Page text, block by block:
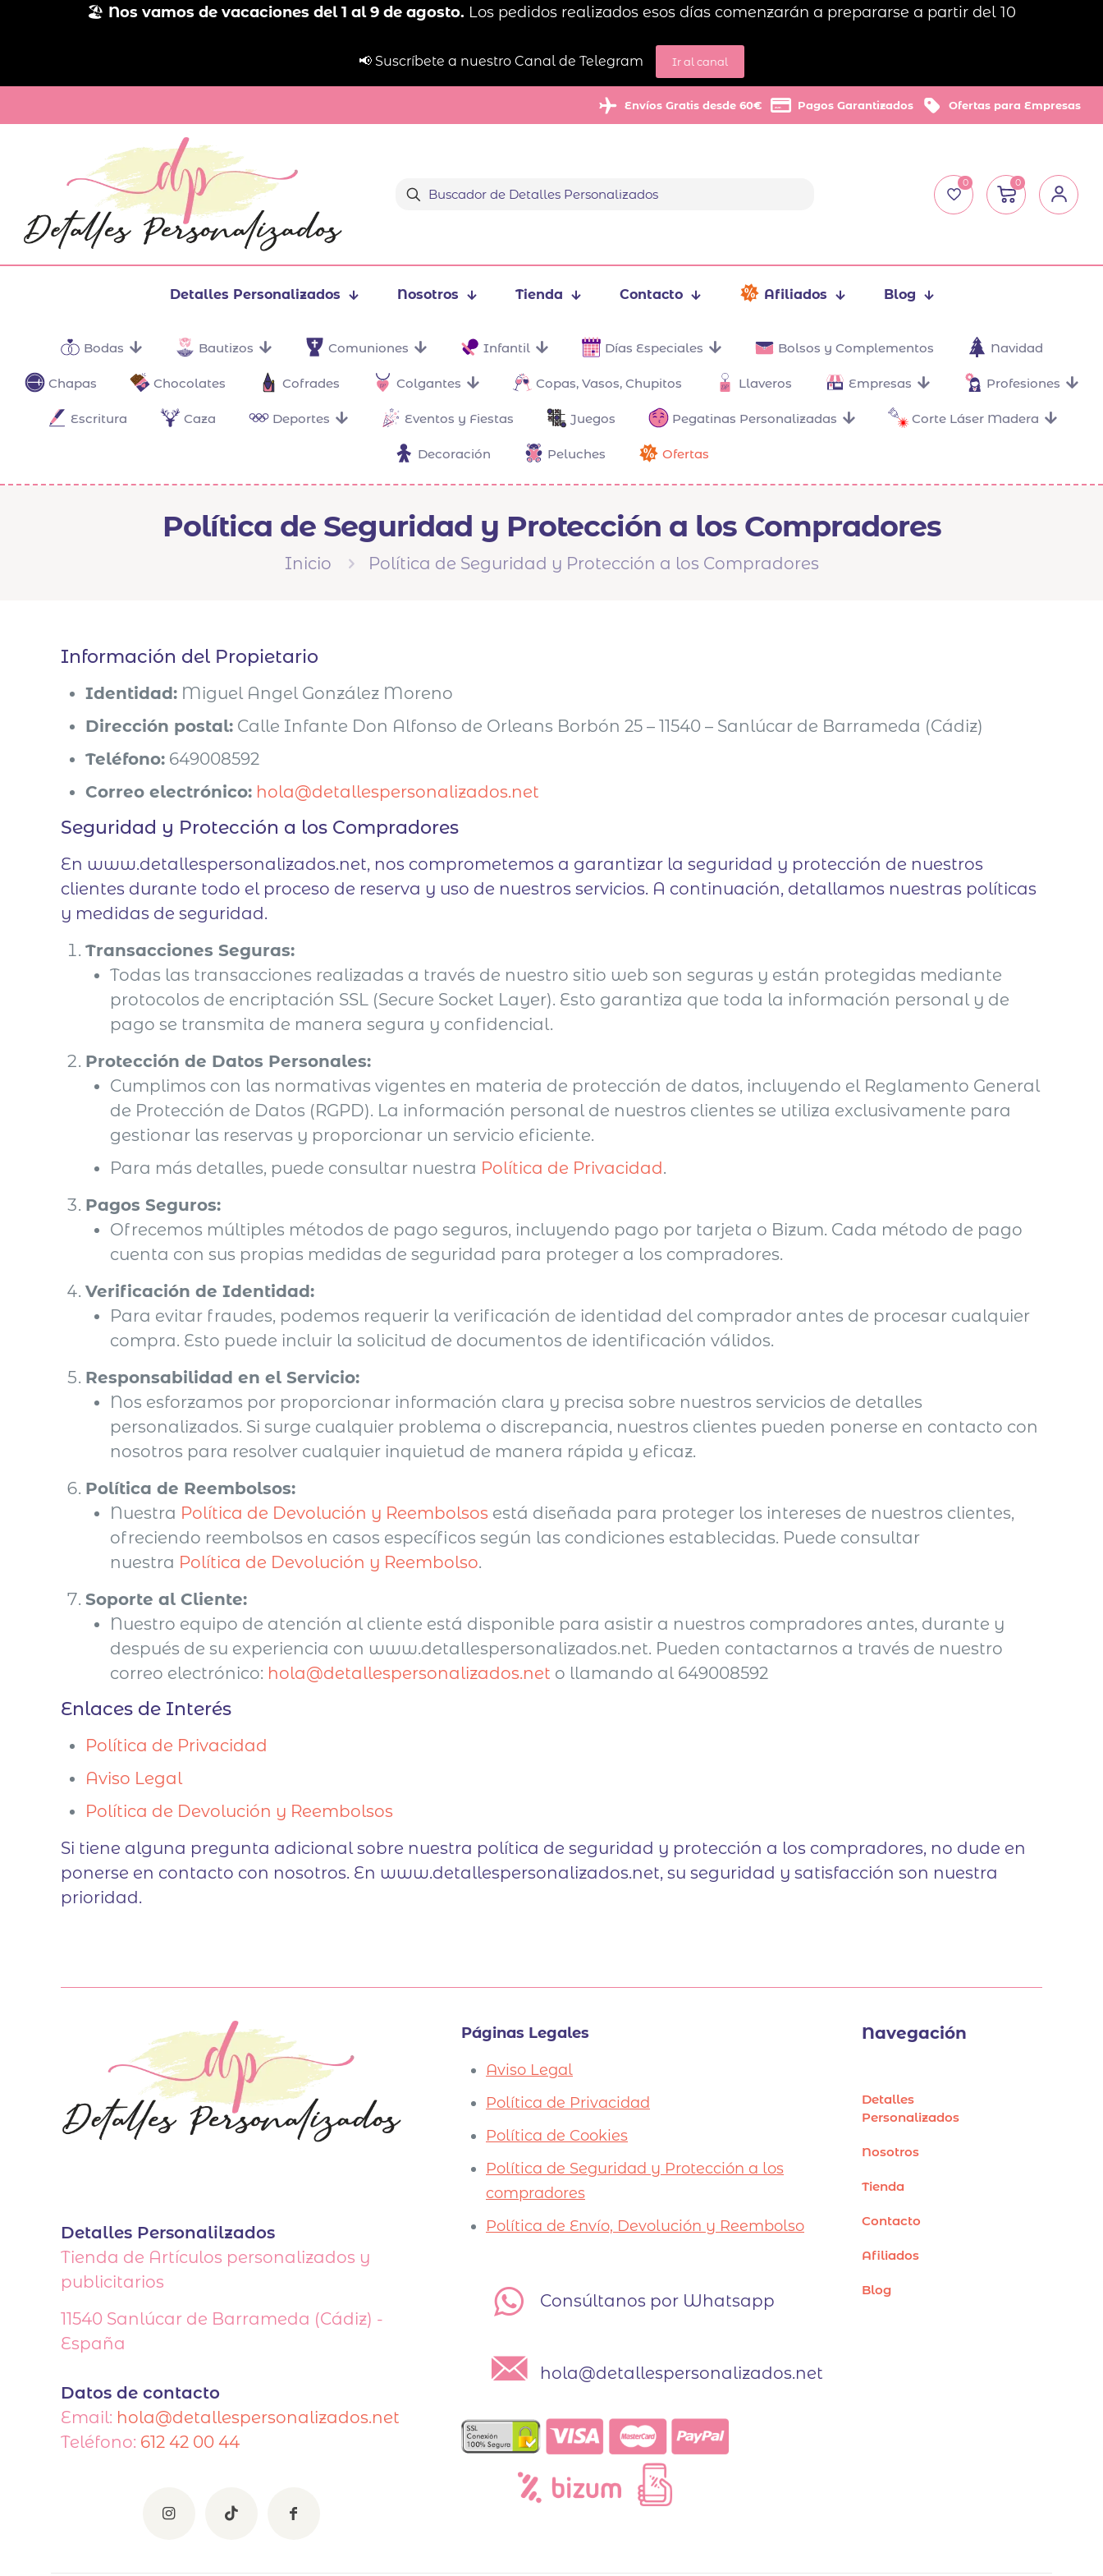
🏖️ Nos vamos de vacaciones del 1 al 9 de agosto. Los pedidos realizados esos días comenzarán a prepararse a partir del 10
📢 Suscríbete a nuestro Canal de Telegram Ir al canal
Envíos Gratis desde 60€ Pagos Garantizados Ofertas para Empresas
0 0
Detalles Personalizados Nosotros Tienda Contacto Afiliados Blog
Bodas Bautizos Comuniones Infantil Días Especiales Bolsos y Complementos Navidad
Chapas Chocolates Cofrades Colgantes Copas, Vasos, Chupitos Llaveros Empresas Profesiones
Escritura Caza Deportes Eventos y Fiestas Juegos Pegatinas Personalizadas Corte Láser Madera
Decoración Peluches Ofertas
Política de Seguridad y Protección a los Compradores
Inicio Política de Seguridad y Protección a los Compradores
Información del Propietario
Identidad: Miguel Angel González Moreno
Dirección postal: Calle Infante Don Alfonso de Orleans Borbón 25 – 11540 – Sanlúcar de Barrameda (Cádiz)
Teléfono: 649008592
Correo electrónico: hola@detallespersonalizados.net
Seguridad y Protección a los Compradores
En www.detallespersonalizados.net, nos comprometemos a garantizar la seguridad y protección de nuestros
clientes durante todo el proceso de reserva y uso de nuestros servicios. A continuación, detallamos nuestras políticas
y medidas de seguridad.
Transacciones Seguras:
Todas las transacciones realizadas a través de nuestro sitio web son seguras y están protegidas mediante
protocolos de encriptación SSL (Secure Socket Layer). Esto garantiza que toda la información personal y de
pago se transmita de manera segura y confidencial.
Protección de Datos Personales:
Cumplimos con las normativas vigentes en materia de protección de datos, incluyendo el Reglamento General
de Protección de Datos (RGPD). La información personal de nuestros clientes se utiliza exclusivamente para
gestionar las reservas y proporcionar un servicio eficiente.
Para más detalles, puede consultar nuestra Política de Privacidad.
Pagos Seguros:
Ofrecemos múltiples métodos de pago seguros, incluyendo pago por tarjeta o Bizum. Cada método de pago
cuenta con sus propias medidas de seguridad para proteger a los compradores.
Verificación de Identidad:
Para evitar fraudes, podemos requerir la verificación de identidad del comprador antes de procesar cualquier
compra. Esto puede incluir la solicitud de documentos de identificación válidos.
Responsabilidad en el Servicio:
Nos esforzamos por proporcionar información clara y precisa sobre nuestros servicios de detalles
personalizados. Si surge cualquier problema o discrepancia, nuestros clientes pueden ponerse en contacto con
nosotros para resolver cualquier inquietud de manera rápida y eficaz.
Política de Reembolsos:
Nuestra Política de Devolución y Reembolsos está diseñada para proteger los intereses de nuestros clientes,
ofreciendo reembolsos en casos específicos según las condiciones establecidas. Puede consultar
nuestra Política de Devolución y Reembolso.
Soporte al Cliente:
Nuestro equipo de atención al cliente está disponible para asistir a nuestros compradores antes, durante y
después de su experiencia con www.detallespersonalizados.net. Pueden contactarnos a través de nuestro
correo electrónico: hola@detallespersonalizados.net o llamando al 649008592
Enlaces de Interés
Política de Privacidad
Aviso Legal
Política de Devolución y Reembolsos
Si tiene alguna pregunta adicional sobre nuestra política de seguridad y protección a los compradores, no dude en
ponerse en contacto con nosotros. En www.detallespersonalizados.net, su seguridad y satisfacción son nuestra
prioridad.
Detalles Personalilzados
Tienda de Artículos personalizados y
publicitarios
11540 Sanlúcar de Barrameda (Cádiz) -
España
Datos de contacto
Email: hola@detallespersonalizados.net
Teléfono: 612 42 00 44
Páginas Legales
Aviso Legal
Política de Privacidad
Política de Cookies
Política de Seguridad y Protección a los
compradores
Política de Envío, Devolución y Reembolso
Consúltanos por Whatsapp
hola@detallespersonalizados.net
Navegación
Detalles
Personalizados
Nosotros
Tienda
Contacto
Afiliados
Blog